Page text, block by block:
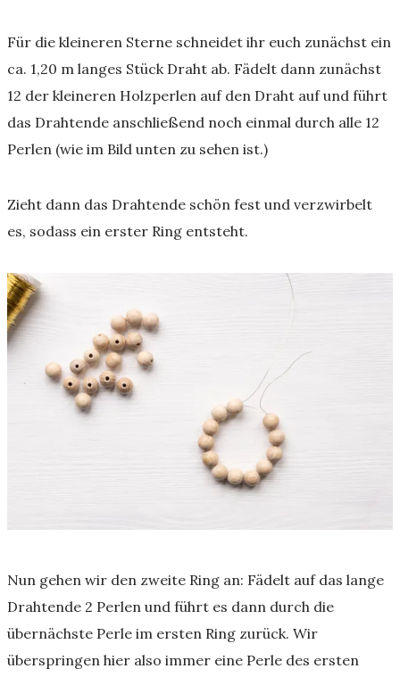
Für die kleineren Sterne schneidet ihr euch zunächst ein
ca. 1,20 m langes Stück Draht ab. Fädelt dann zunächst
12 der kleineren Holzperlen auf den Draht auf und führt
das Drahtende anschließend noch einmal durch alle 12
Perlen (wie im Bild unten zu sehen ist.)
Zieht dann das Drahtende schön fest und verzwirbelt
es, sodass ein erster Ring entsteht.
Nun gehen wir den zweite Ring an: Fädelt auf das lange
Drahtende 2 Perlen und führt es dann durch die
übernächste Perle im ersten Ring zurück. Wir
überspringen hier also immer eine Perle des ersten